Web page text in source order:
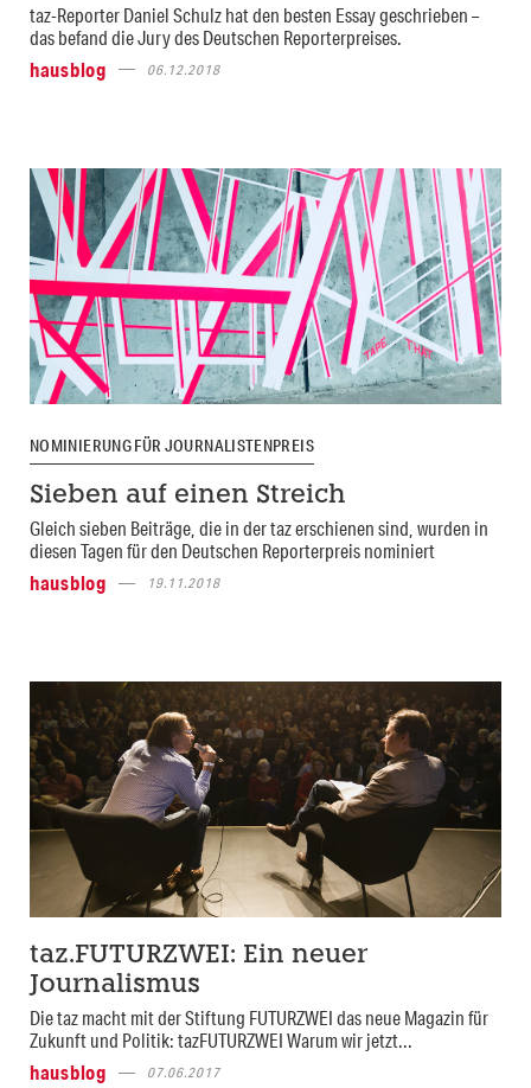
taz-Reporter Daniel Schulz hat den besten Essay geschrieben –
das befand die Jury des Deutschen Reporterpreises.
hausblog
06.12.2018
NOMINIERUNG FÜR JOURNALISTENPREIS
Sieben auf einen Streich
Gleich sieben Beiträge, die in der taz erschienen sind, wurden in
diesen Tagen für den Deutschen Reporterpreis nominiert
hausblog
19.11.2018
taz.FUTURZWEI: Ein neuer
Journalismus
Die taz macht mit der Stiftung FUTURZWEI das neue Magazin für
Zukunft und Politik: tazFUTURZWEI Warum wir jetzt...
hausblog
07.06.2017